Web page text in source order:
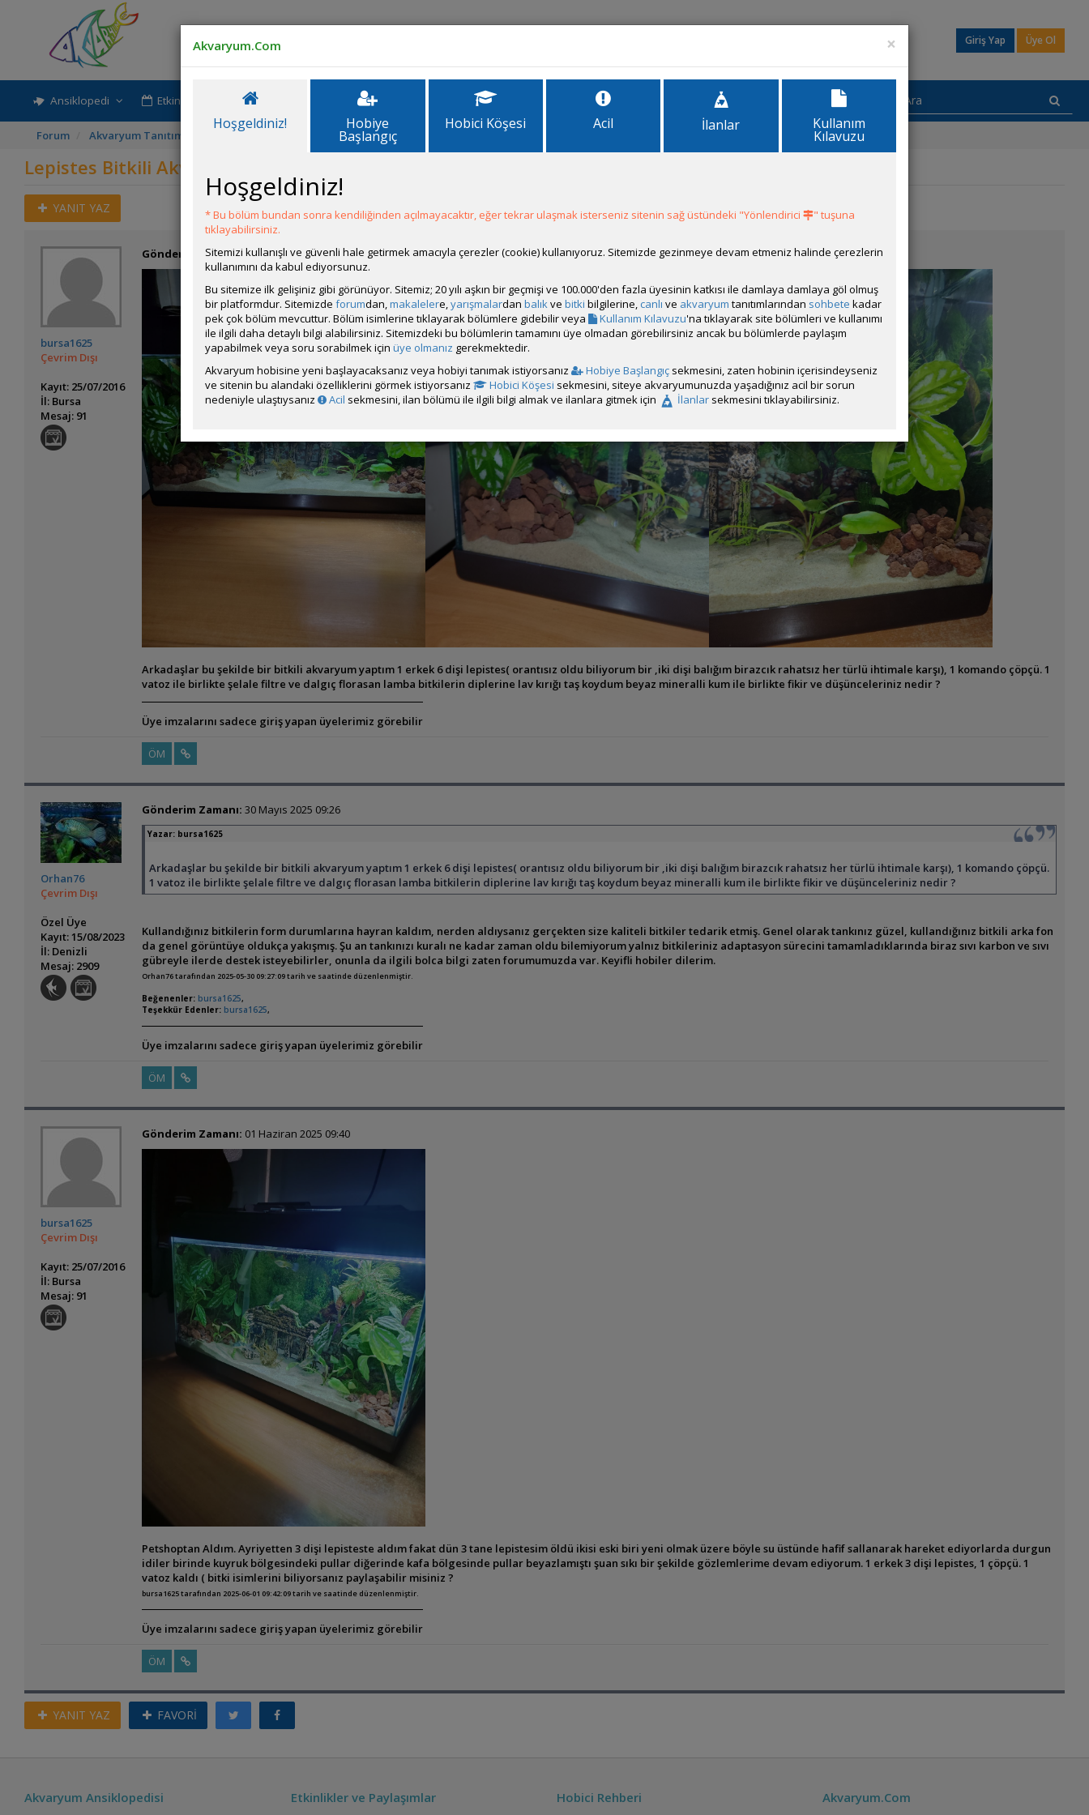
Giriş Yap Üye Ol
Ansiklopedi Etkinlik-Paylaşım İlanlar Forum
Forum Akvaryum Tanıtımı Lepistes Bitkili Akvaryum
Lepistes Bitkili Akvaryum
YANIT YAZ
bursa1625
Çevrim Dışı
Kayıt: 25/07/2016
İl: Bursa
Mesaj: 91
Gönderim Zamanı: 29 Mayıs 2025 20:53
Arkadaşlar bu şekilde bir bitkili akvaryum yaptım 1 erkek 6 dişi lepistes( orantısız oldu biliyorum bir ,iki dişi balığım birazcık rahatsız her türlü ihtimale karşı), 1 komando çöpçü. 1
vatoz ile birlikte şelale filtre ve dalgıç florasan lamba bitkilerin diplerine lav kırığı taş koydum beyaz mineralli kum ile birlikte fikir ve düşünceleriniz nedir ?
Üye imzalarını sadece giriş yapan üyelerimiz görebilir
ÖM
Orhan76
Çevrim Dışı
Özel Üye
Kayıt: 15/08/2023
İl: Denizli
Mesaj: 2909
Gönderim Zamanı: 30 Mayıs 2025 09:26
Yazar: bursa1625
Arkadaşlar bu şekilde bir bitkili akvaryum yaptım 1 erkek 6 dişi lepistes( orantısız oldu biliyorum bir ,iki dişi balığım birazcık rahatsız her türlü ihtimale karşı), 1 komando çöpçü.
1 vatoz ile birlikte şelale filtre ve dalgıç florasan lamba bitkilerin diplerine lav kırığı taş koydum beyaz mineralli kum ile birlikte fikir ve düşünceleriniz nedir ?
Kullandığınız bitkilerin form durumlarına hayran kaldım, nerden aldıysanız gerçekten size kaliteli bitkiler tedarik etmiş. Genel olarak tankınız güzel, kullandığınız bitkili arka fon
da genel görüntüye oldukça yakışmış. Şu an tankınızı kuralı ne kadar zaman oldu bilemiyorum yalnız bitkileriniz adaptasyon sürecini tamamladıklarında biraz sıvı karbon ve sıvı
gübreyle ilerde destek isteyebilirler, onunla da ilgili bolca bilgi zaten forumumuzda var. Keyifli hobiler dilerim.
Orhan76 tarafından 2025-05-30 09:27:09 tarih ve saatinde düzenlenmiştir.
Beğenenler: bursa1625,
Teşekkür Edenler: bursa1625,
Üye imzalarını sadece giriş yapan üyelerimiz görebilir
ÖM
bursa1625
Çevrim Dışı
Kayıt: 25/07/2016
İl: Bursa
Mesaj: 91
Gönderim Zamanı: 01 Haziran 2025 09:40
Petshoptan Aldım. Ayriyetten 3 dişi lepisteste aldım fakat dün 3 tane lepistesim öldü ikisi eski biri yeni olmak üzere böyle su üstünde hafif sallanarak hareket ediyorlarda durgun
idiler birinde kuyruk bölgesindeki pullar diğerinde kafa bölgesinde pullar beyazlamıştı şuan sıkı bir şekilde gözlemlerime devam ediyorum. 1 erkek 3 dişi lepistes, 1 çöpçü. 1
vatoz kaldı ( bitki isimlerini biliyorsanız paylaşabilir misiniz ?
bursa1625 tarafından 2025-06-01 09:42:09 tarih ve saatinde düzenlenmiştir.
Üye imzalarını sadece giriş yapan üyelerimiz görebilir
ÖM
YANIT YAZ FAVORİ
Akvaryum Ansiklopedisi Etkinlikler ve Paylaşımlar Hobici Rehberi Akvaryum.Com
×
Akvaryum.Com
Hoşgeldiniz! Hobiye
Başlangıç
Hobici Köşesi Acil İlanlar Kullanım
Kılavuzu
Hoşgeldiniz!
* Bu bölüm bundan sonra kendiliğinden açılmayacaktır, eğer tekrar ulaşmak isterseniz sitenin sağ üstündeki "Yönlendirici
" tuşuna
tıklayabilirsiniz.
Sitemizi kullanışlı ve güvenli hale getirmek amacıyla çerezler (cookie) kullanıyoruz. Sitemizde gezinmeye devam etmeniz halinde çerezlerin
kullanımını da kabul ediyorsunuz.
Bu sitemize ilk gelişiniz gibi görünüyor. Sitemiz; 20 yılı aşkın bir geçmişi ve 100.000'den fazla üyesinin katkısı ile damlaya damlaya göl olmuş
bir platformdur. Sitemizde forumdan,makalelere,yarışmalardan balıkve bitki bilgilerine, canlı ve akvaryum tanıtımlarından sohbete kadar
pek çok bölüm mevcuttur. Bölüm isimlerine tıklayarak bölümlere gidebilir veya
Kullanım Kılavuzu'na tıklayarak site bölümleri ve kullanımı
ile ilgili daha detaylı bilgi alabilirsiniz. Sitemizdeki bu bölümlerin tamamını üye olmadan görebilirsiniz ancak bu bölümlerde paylaşım
yapabilmek veya soru sorabilmek için üye olmanız gerekmektedir.
Akvaryum hobisine yeni başlayacaksanız veya hobiyi tanımak istiyorsanız
Hobiye Başlangıç sekmesini, zaten hobinin içerisindeyseniz
ve sitenin bu alandaki özelliklerini görmek istiyorsanız
Hobici Köşesi sekmesini, siteye akvaryumunuzda yaşadığınız acil bir sorun
nedeniyle ulaştıysanız
Acil sekmesini, ilan bölümü ile ilgili bilgi almak ve ilanlara gitmek için İlanlar sekmesini tıklayabilirsiniz.